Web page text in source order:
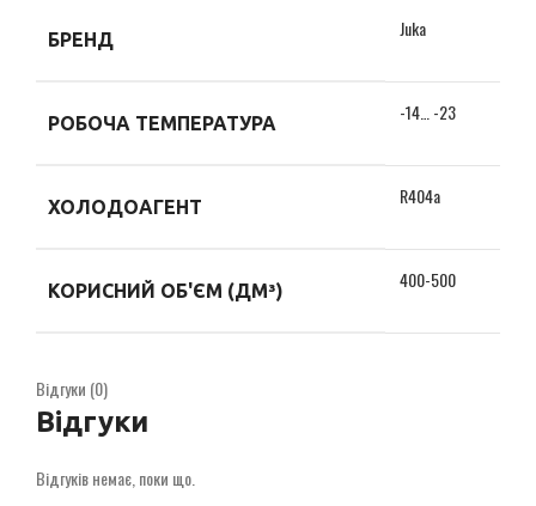
БРЕНД Juka
РОБОЧА ТЕМПЕРАТУРА -14… -23
ХОЛОДОАГЕНТ R404a
КОРИСНИЙ ОБ'ЄМ (ДМ³) 400-500
Відгуки (0)
Відгуки
Відгуків немає, поки що.